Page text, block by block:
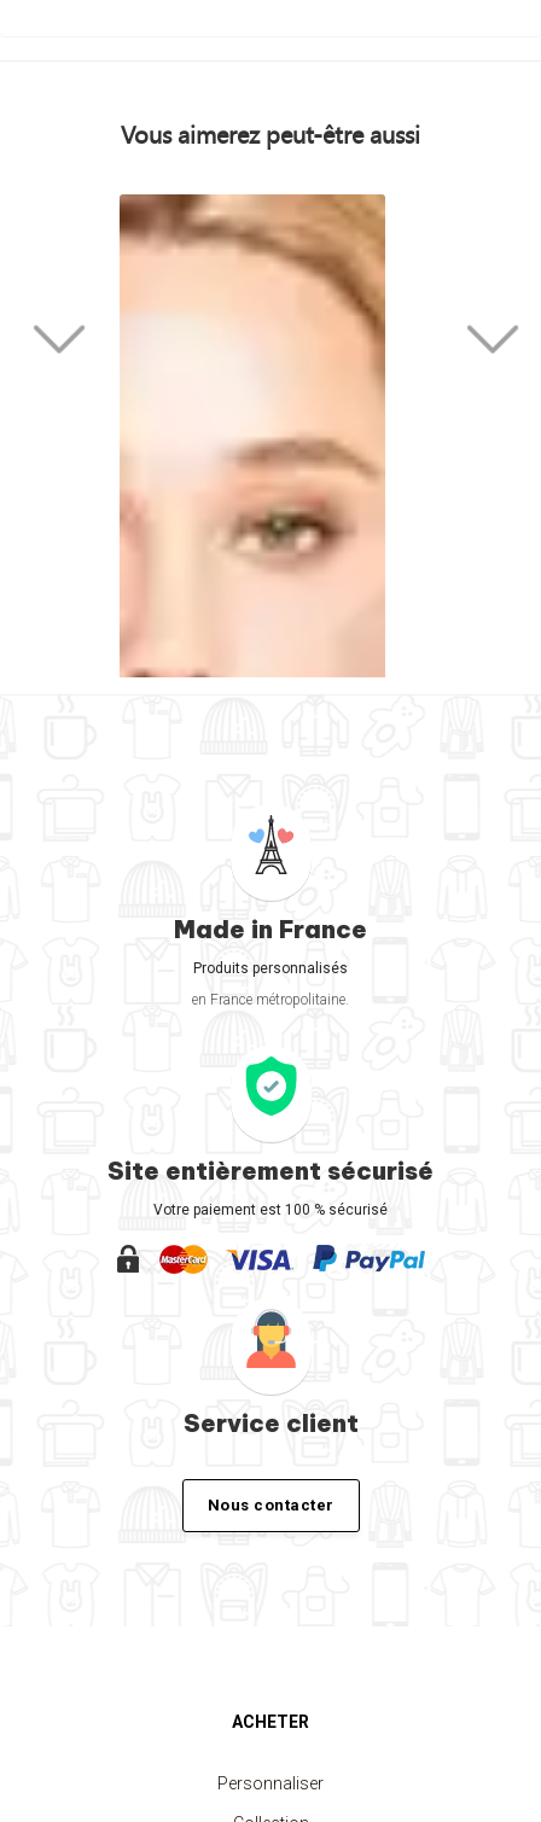
Vous aimerez peut-être aussi
Made in France
Produits personnalisés
en France métropolitaine.
Site entièrement sécurisé
Votre paiement est 100 % sécurisé
Service client
Nous contacter
ACHETER
Personnaliser